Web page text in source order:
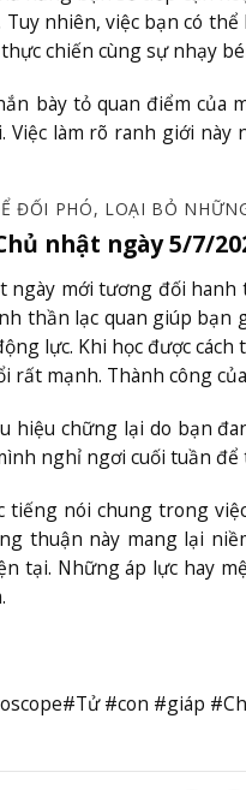
nhiên, việc bạn có
chiến cùng sự nhạy
bày tỏ quan điểm
Việc làm rõ ranh giới
ĐỐI PHÓ, LOẠI BỎ
nhật ngày 5/7/
ngày mới tương đối
thần lạc quan giúp
lực. Khi học được
rất mạnh. Thành công
hiệu chững lại do bạn
nghỉ ngơi cuối tuần để
tiếng nói chung trong
thuận này mang lại
tại. Những áp lực hay
#con #giáp